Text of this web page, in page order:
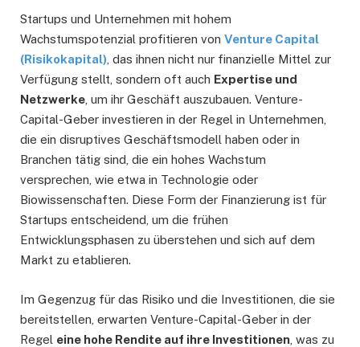
Startups und Unternehmen mit hohem
Wachstumspotenzial profitieren von Venture Capital
(Risikokapital), das ihnen nicht nur finanzielle Mittel zur
Verfügung stellt, sondern oft auch Expertise und
Netzwerke, um ihr Geschäft auszubauen. Venture-
Capital-Geber investieren in der Regel in Unternehmen,
die ein disruptives Geschäftsmodell haben oder in
Branchen tätig sind, die ein hohes Wachstum
versprechen, wie etwa in Technologie oder
Biowissenschaften. Diese Form der Finanzierung ist für
Startups entscheidend, um die frühen
Entwicklungsphasen zu überstehen und sich auf dem
Markt zu etablieren.
Im Gegenzug für das Risiko und die Investitionen, die sie
bereitstellen, erwarten Venture-Capital-Geber in der
Regel eine hohe Rendite auf ihre Investitionen , was zu